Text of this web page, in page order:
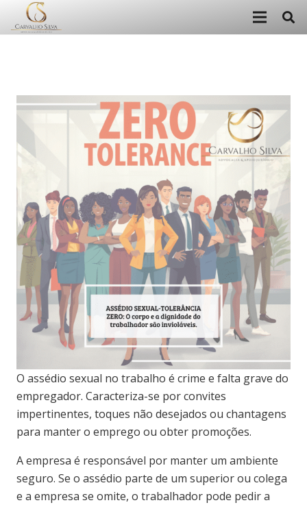
O assédio sexual no trabalho é crime e falta grave do
empregador. Caracteriza-se por convites
impertinentes, toques não desejados ou chantagens
para manter o emprego ou obter promoções.
A empresa é responsável por manter um ambiente
seguro. Se o assédio parte de um superior ou colega
e a empresa se omite, o trabalhador pode pedir a